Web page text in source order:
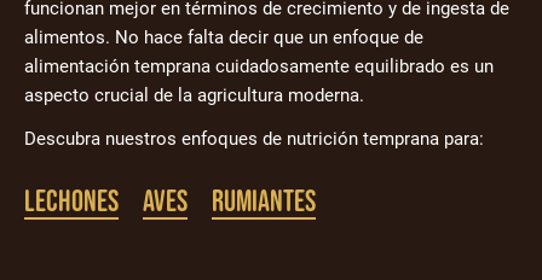
funcionan mejor en términos de crecimiento y de ingesta de
alimentos. No hace falta decir que un enfoque de
alimentación temprana cuidadosamente equilibrado es un
aspecto crucial de la agricultura moderna.
Descubra nuestros enfoques de nutrición temprana para:
Lechones Aves Rumiantes